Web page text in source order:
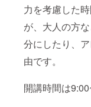
力を考慮した
が、大人の方
分にしたり、
由です。
開講時間は